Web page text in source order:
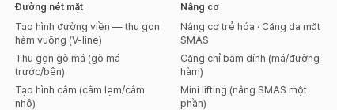
Đường nét mặt
Tạo hình đường viền — thu gọn
hàm vuông (V-line)
Thu gọn gò má (gò má
trước/bên)
Tạo hình cằm (cằm lẹm/cằm
nhô)
Nâng cơ
Nâng cơ trẻ hóa · Căng da mặt
SMAS
Căng chỉ bám dính (má/đường
hàm)
Mini lifting (nâng SMAS một
phần)